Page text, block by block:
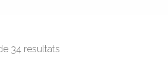
34 resultats